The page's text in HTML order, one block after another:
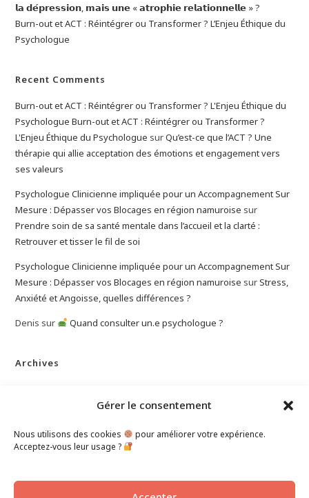
Gérer le consentement
Nous utilisons des cookies
pour améliorer votre expérience.
Acceptez-vous leur usage ?
𝗹𝗮 𝗱𝗲́𝗽𝗿𝗲𝘀𝘀𝗶𝗼𝗻, 𝗺𝗮𝗶𝘀 𝘂𝗻𝗲 « 𝗮𝘁𝗿𝗼𝗽𝗵𝗶𝗲 𝗿𝗲𝗹𝗮𝘁𝗶𝗼𝗻𝗻𝗲𝗹𝗹𝗲 » ?
Burn-out et ACT : Réintégrer ou Transformer ? L’Enjeu Éthique du
Psychologue
Recent Comments
Burn-out et ACT : Réintégrer ou Transformer ? L'Enjeu Éthique du
Psychologue Burn-out et ACT : Réintégrer ou Transformer ?
L'Enjeu Éthique du Psychologue surQu’est-ce que l’ACT ? Une
thérapie qui allie acceptation des émotions et engagement vers
ses valeurs
Psychologue Clinicienne impliquée pour un Accompagnement Sur
Mesure : Dépasser vos Blocages en région namuroise sur
Prendre soin de sa santé mentale dans l’accueil et la clarté :
Retrouver et tisser le fil de soi
Psychologue Clinicienne impliquée pour un Accompagnement Sur
Mesure : Dépasser vos Blocages en région namuroise surStress,
Anxiété et Angoisse, quelles différences ?
Denis sur Quand consulter un.e psychologue ?
Archives
novembre 2025
octobre 2025